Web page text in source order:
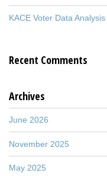
KACE Voter Data Analysis
Recent Comments
Archives
June 2026
November 2025
May 2025